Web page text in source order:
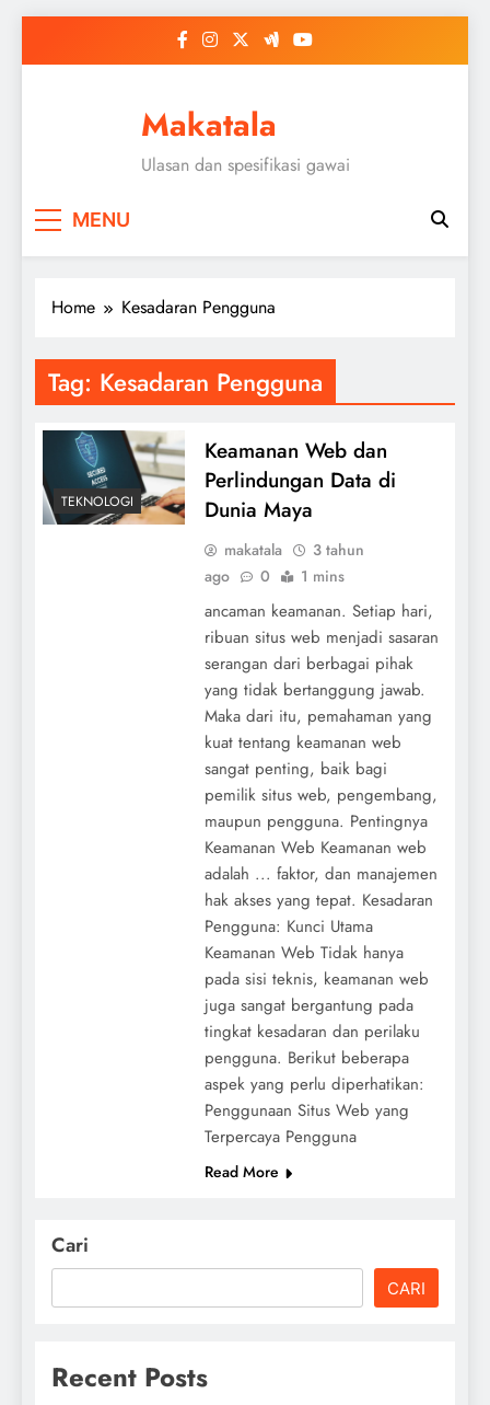
Makatala
Ulasan dan spesifikasi gawai
MENU
Home Kesadaran Pengguna
Tag: Kesadaran Pengguna
TEKNOLOGI
Keamanan Web dan
Perlindungan Data di
Dunia Maya
makatala
3 tahun
ago
0 1 mins
ancaman keamanan. Setiap hari,
ribuan situs web menjadi sasaran
serangan dari berbagai pihak
yang tidak bertanggung jawab.
Maka dari itu, pemahaman yang
kuat tentang keamanan web
sangat penting, baik bagi
pemilik situs web, pengembang,
maupun pengguna. Pentingnya
Keamanan Web Keamanan web
adalah ... faktor, dan manajemen
hak akses yang tepat. Kesadaran
Pengguna: Kunci Utama
Keamanan Web Tidak hanya
pada sisi teknis, keamanan web
juga sangat bergantung pada
tingkat kesadaran dan perilaku
pengguna. Berikut beberapa
aspek yang perlu diperhatikan:
Penggunaan Situs Web yang
Terpercaya Pengguna
Read More
Cari
CARI
Recent Posts